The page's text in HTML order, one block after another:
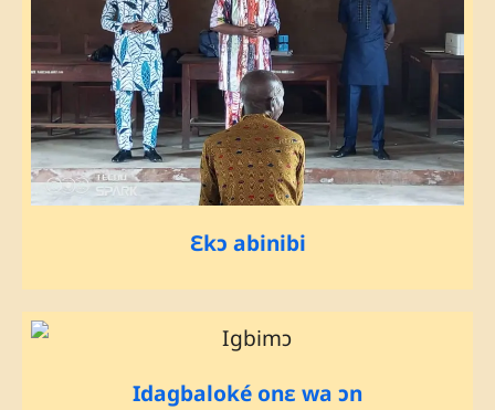
Ɛkɔ abinibi
Idagbaloké onɛ wa ɔn